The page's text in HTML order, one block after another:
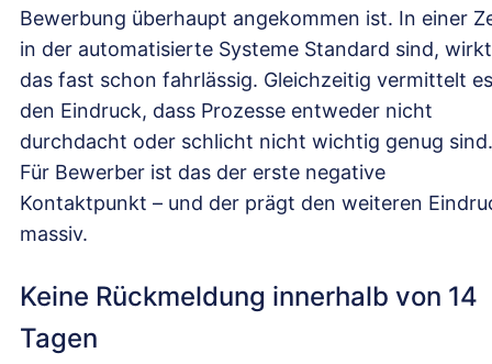
Bewerbung überhaupt angekommen ist. In einer
in der automatisierte Systeme Standard sind, wirkt
das fast schon fahrlässig. Gleichzeitig vermittelt es
den Eindruck, dass Prozesse entweder nicht
durchdacht oder schlicht nicht wichtig genug sind.
Für Bewerber ist das der erste negative
Kontaktpunkt – und der prägt den weiteren
massiv.
Keine Rückmeldung innerhalb von 14
Tagen